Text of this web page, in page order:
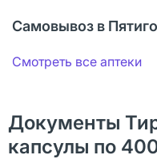
Самовывоз в
Смотреть все аптеки
Документы
капсулы по